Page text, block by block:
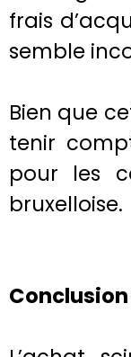
frais
semble
Bien que
tenir
pour les
bruxelloise.